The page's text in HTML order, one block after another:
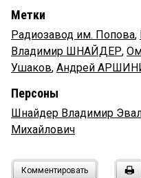
Метки
Радиозавод им. Попова,
Владимир ШНАЙДЕР,
Ушаков, Андрей
Персоны
Шнайдер Владимир
Михайлович
Комментировать